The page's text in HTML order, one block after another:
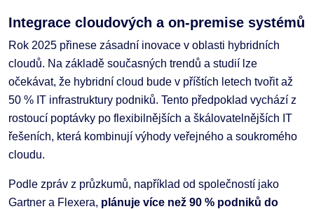
Integrace cloudových a on-premise systémů
Rok 2025 přinese zásadní inovace v oblasti hybridních
cloudů. Na základě současných trendů a studií lze
očekávat, že hybridní cloud bude v příštích letech tvořit až
50 % IT infrastruktury podniků. Tento předpoklad vychází z
rostoucí poptávky po flexibilnějších a škálovatelnějších IT
řešeních, která kombinují výhody veřejného a soukromého
cloudu.
Podle zpráv z průzkumů, například od společností jako
Gartner a Flexera, plánuje více než 90 % podniků do